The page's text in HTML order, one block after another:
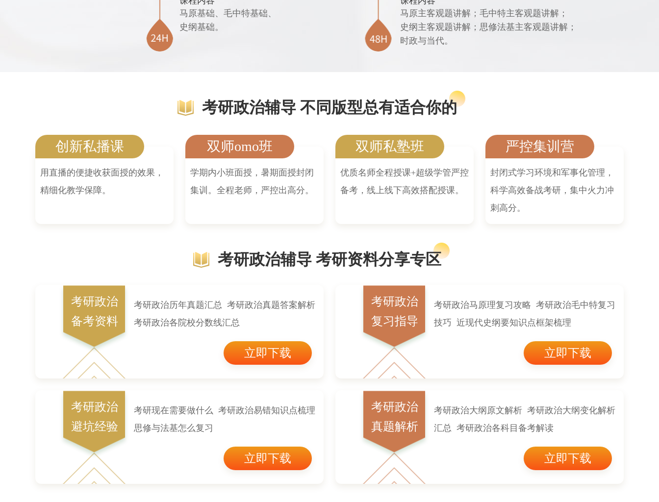
马原基础、毛中特基础、
史纲基础。
马原主客观题讲解；毛中特主客观题讲解；
史纲主客观题讲解；思修法基主客观题讲解；
时政与当代。
考研政治辅导 不同版型总有适合你的
创新私播课
用直播的便捷收获面授的效果，
精细化教学保障。
双师omo班
学期内小班面授，暑期面授封闭
集训。全程老师，严控出高分。
双师私塾班
优质名师全程授课+超级学管严控
备考，线上线下高效搭配授课。
严控集训营
封闭式学习环境和军事化管理，
科学高效备战考研，集中火力冲
刺高分。
考研政治辅导 考研资料分享专区
考研政治
备考资料
考研政治历年真题汇总 考研政治真题答案解析
考研政治各院校分数线汇总
立即下载
考研政治
复习指导
考研政治马原理复习攻略 考研政治毛中特复习
技巧 近现代史纲要知识点框架梳理
立即下载
考研政治
避坑经验
考研现在需要做什么 考研政治易错知识点梳理
思修与法基怎么复习
立即下载
考研政治
真题解析
考研政治大纲原文解析 考研政治大纲变化解析
汇总 考研政治各科目备考解读
立即下载